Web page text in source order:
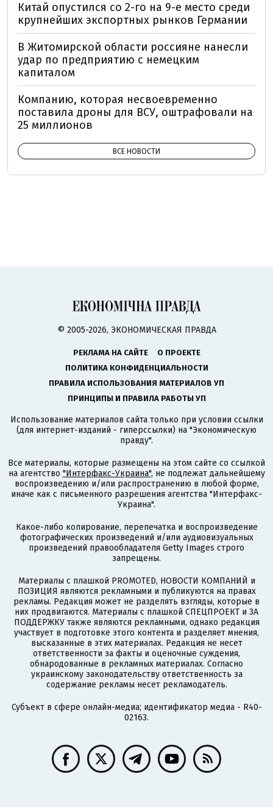
Китай опустился со 2-го на 9-е место среди
крупнейших экспортных рынков Германии
В Житомирской области россияне нанесли
удар по предприятию с немецким
капиталом
Компанию, которая несвоевременно
поставила дроны для ВСУ, оштрафовали на
25 миллионов
ВСЕ НОВОСТИ
© 2005-2026, ЭКОНОМИЧЕСКАЯ ПРАВДА
РЕКЛАМА НА САЙТЕ
О ПРОЕКТЕ
ПОЛИТИКА КОНФИДЕНЦИАЛЬНОСТИ
ПРАВИЛА ИСПОЛЬЗОВАНИЯ МАТЕРИАЛОВ УП
ПРИНЦИПЫ И ПРАВИЛА РАБОТЫ УП
Использование материалов сайта только при условии ссылки
(для интернет-изданий - гиперссылки) на "Экономическую
правду".
Все материалы, которые размещены на этом сайте со ссылкой
на агентство "Интерфакс-Украина", не подлежат дальнейшему
воспроизведению и/или распространению в любой форме,
иначе как с письменного разрешения агентства "Интерфакс-
Украина".
Какое-либо копирование, перепечатка и воспроизведение
фотографических произведений и/или аудиовизуальных
произведений правообладателя Getty Images строго
запрещены.
Материалы с плашкой PROMOTED, НОВОСТИ КОМПАНИЙ и
ПОЗИЦИЯ являются рекламными и публикуются на правах
рекламы. Редакция может не разделять взгляды, которые в
них продвигаются. Материалы с плашкой СПЕЦПРОЕКТ и ЗА
ПОДДЕРЖКУ также являются рекламными, однако редакция
участвует в подготовке этого контента и разделяет мнения,
высказанные в этих материалах. Редакция не несет
ответственности за факты и оценочные суждения,
обнародованные в рекламных материалах. Согласно
украинскому законодательству ответственность за
содержание рекламы несет рекламодатель.
Субъект в сфере онлайн-медиа; идентификатор медиа - R40-
02163.